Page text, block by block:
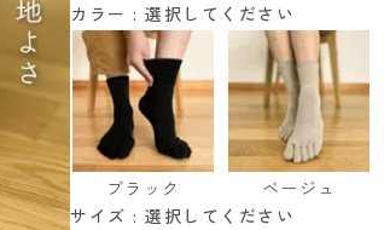
サイズ
選択してください
カラー 選択してください
ブラック ベージュ